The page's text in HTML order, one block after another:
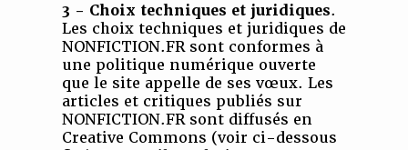
3 - Choix techniques et juridiques.
Les choix techniques et juridiques de
NONFICTION.FR sont conformes à
une politique numérique ouverte
que le site appelle de ses vœux. Les
articles et critiques publiés sur
NONFICTION.FR sont diffusés en
Creative Commons (voir ci-dessous